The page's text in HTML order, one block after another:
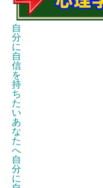
自
分
に
自
信
を
持
ち
た
い
あ
な
た
へ
自
分
に